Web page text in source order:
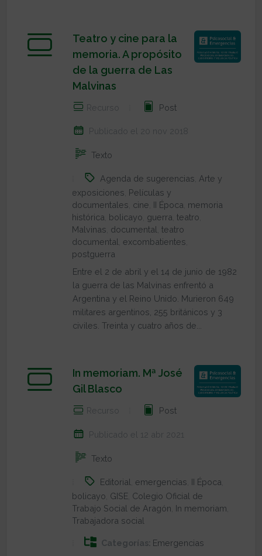
Teatro y cine para la
memoria. A propósito
de la guerra de Las
Malvinas
Recurso Post
Publicado el 20 nov 2018
Texto
Agenda de sugerencias Arte y
exposiciones Películas y
documentales cine II Época memoria
histórica bolicayo guerra teatro
Malvinas documental teatro
documental excombatientes
postguerra
Entre el 2 de abril y el 14 de junio de 1982
la guerra de las Malvinas enfrentó a
Argentina y el Reino Unido. Murieron 649
militares argentinos, 255 británicos y 3
civiles. Treinta y cuatro años de...
In memoriam. Mª José
Gil Blasco
Recurso Post
Publicado el 12 abr 2021
Texto
Editorial emergencias II Época
bolicayo GISE Colegio Oficial de
Trabajo Social de Aragón In memoriam
Trabajadora social
Categorías: Emergencias